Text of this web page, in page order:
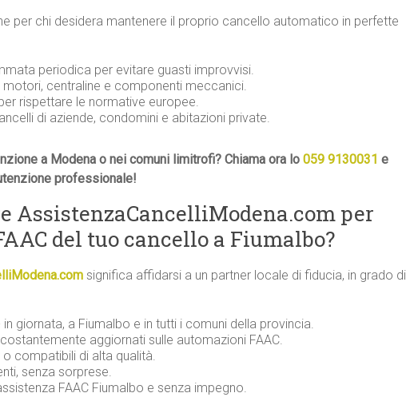
per chi desidera mantenere il proprio cancello automatico in perfette
periodica per evitare guasti improvvisi.
centraline e componenti meccanici.
rispettare le normative europee.
di aziende, condomini e abitazioni private.
a Modena o nei comuni limitrofi? Chiama ora lo 059 9130031 e
professionale!
AssistenzaCancelliModena.com per
del tuo cancello a Fiumalbo?
significa affidarsi a un partner locale di fiducia, in grado di
in giornata, a Fiumalbo e in tutti i comuni della provincia.
aggiornati sulle automazioni FAAC.
o compatibili di alta qualità.
senza sorprese.
FAAC Fiumalbo e senza impegno.